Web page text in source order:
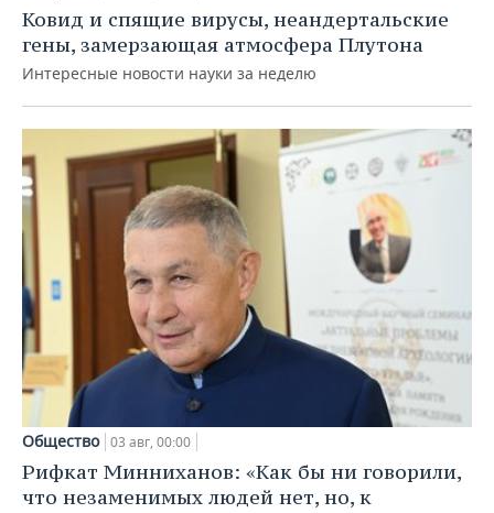
Ковид и спящие вирусы, неандертальские
гены, замерзающая атмосфера Плутона
Интересные новости науки за неделю
Общество 03 авг, 00:00
Рифкат Минниханов: «Как бы ни говорили,
что незаменимых людей нет, но, к